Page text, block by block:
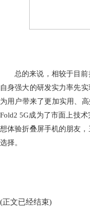
总的来说，相较于目
自身强大的研发实力率先
为用户带来了更加实用、
Fold2 5G成为了市面上技
想体验折叠屏手机的朋友
选择。
(正文已经结束)